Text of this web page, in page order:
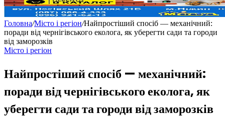
Головна/Місто і регіон/Найпростіший спосіб — механічний:
поради від чернігівського еколога, як уберегти сади та городи
від заморозків
Місто і регіон
Найпростіший спосіб — механічний:
поради від чернігівського еколога, як
уберегти сади та городи від заморозків